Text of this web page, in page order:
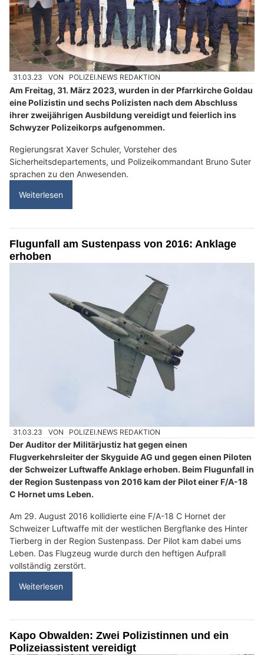
31.03.23 VON POLIZEI.NEWS REDAKTION
Am Freitag, 31. März 2023, wurden in der Pfarrkirche Goldau
eine Polizistin und sechs Polizisten nach dem Abschluss
ihrer zweijährigen Ausbildung vereidigt und feierlich ins
Schwyzer Polizeikorps aufgenommen.
Regierungsrat Xaver Schuler, Vorsteher des
Sicherheitsdepartements, und Polizeikommandant Bruno Suter
sprachen zu den Anwesenden.
Weiterlesen
Flugunfall am Sustenpass von 2016: Anklage
erhoben
31.03.23 VON POLIZEI.NEWS REDAKTION
Der Auditor der Militärjustiz hat gegen einen
Flugverkehrsleiter der Skyguide AG und gegen einen Piloten
der Schweizer Luftwaffe Anklage erhoben. Beim Flugunfall in
der Region Sustenpass von 2016 kam der Pilot einer F/A-18
C Hornet ums Leben.
Am 29. August 2016 kollidierte eine F/A-18 C Hornet der
Schweizer Luftwaffe mit der westlichen Bergflanke des Hinter
Tierberg in der Region Sustenpass. Der Pilot kam dabei ums
Leben. Das Flugzeug wurde durch den heftigen Aufprall
vollständig zerstört.
Weiterlesen
Kapo Obwalden: Zwei Polizistinnen und ein
Polizeiassistent vereidigt